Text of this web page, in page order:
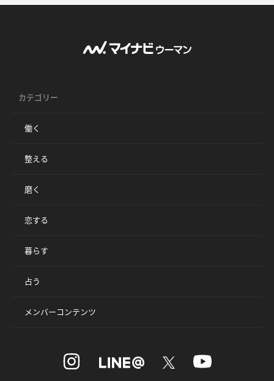
カテゴリー
働く
整える
磨く
恋する
暮らす
占う
メンバーコンテンツ